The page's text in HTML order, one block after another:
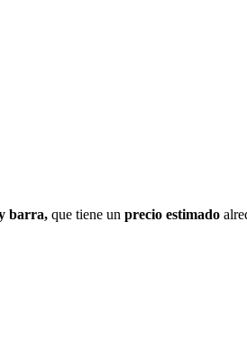
barra, que tiene un precio estimado